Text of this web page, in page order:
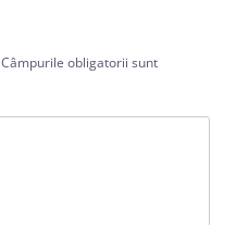
Câmpurile obligatorii sunt